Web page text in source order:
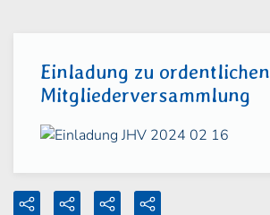
Einladung zu ordentlichen
Mitgliederversammlung